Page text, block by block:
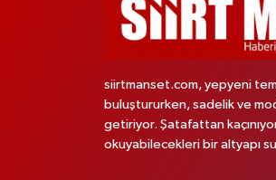
siirtmanset.com, yepyeni
buluştururken, sadelik ve
getiriyor. Şatafattan
okuyabilecekleri bir altyapı